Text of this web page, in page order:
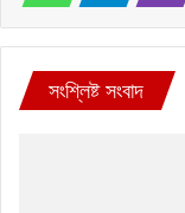
সংশ্লিষ্ট সংবাদ